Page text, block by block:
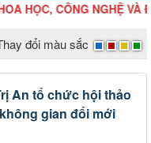
CÔNG NGHỆ VÀ ĐỔI
đổi màu sắc
An tổ chức hội thảo
gian đổi mới